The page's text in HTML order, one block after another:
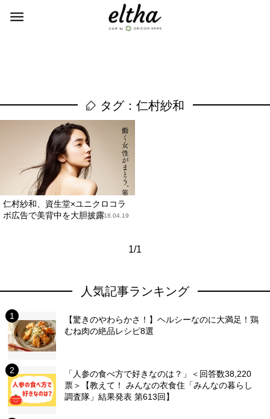
タグ：仁村紗和
仁村紗和、資生堂×ユニクロコラ
ボ広告で美背中を大胆披露2018.04.19
1/1
人気記事ランキング
【驚きのやわらかさ！】ヘルシーなのに大満足！鶏
むね肉の絶品レシピ8選
「人参の食べ方で好きなのは？」＜回答数38,220
票＞【教えて！ みんなの衣食住「みんなの暮らし
調査隊」結果発表 第613回】